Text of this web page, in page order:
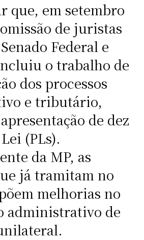
que, em setembro
de juristas
Federal e
o trabalho de
dos processos
e tributário,
de dez
(PLs).
da MP, as
já tramitam no
melhorias no
administrativo de